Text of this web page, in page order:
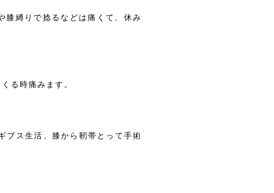
膝縛りで捻るなどは痛くて、休み
る時痛みます。
ブス生活、膝から靭帯とって手術